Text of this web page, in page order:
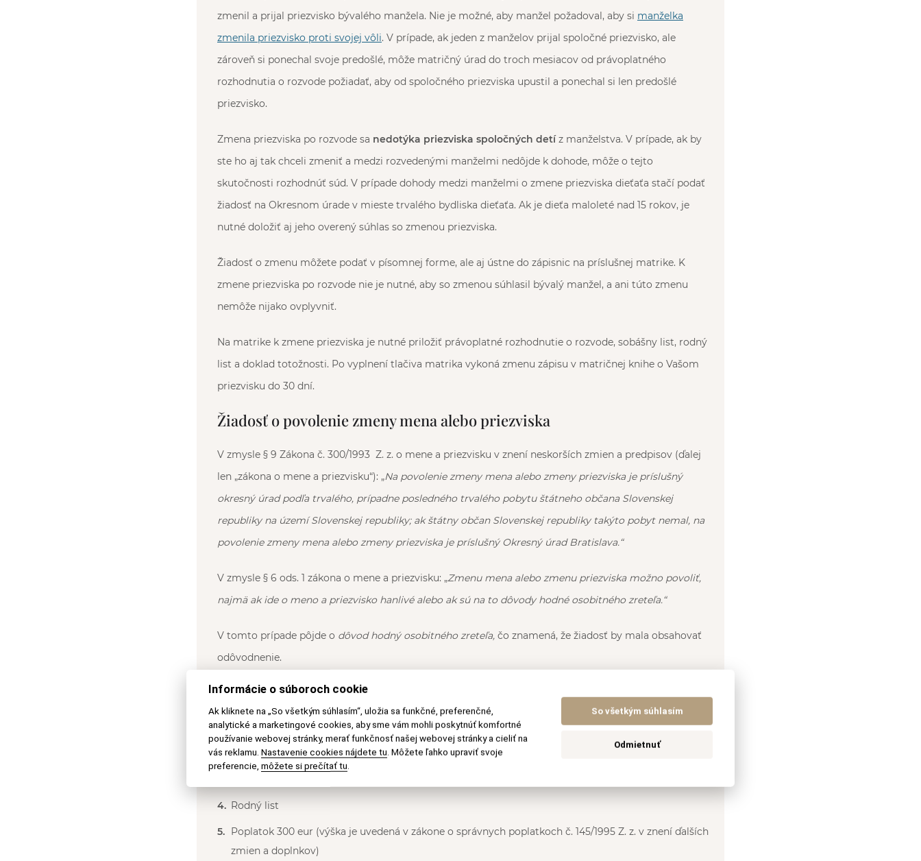
zmenil a prijal priezvisko bývalého manžela. Nie je možné, aby manžel požadoval, aby si manželka
zmenila priezvisko proti svojej vôli. V prípade, ak jeden z manželov prijal spoločné priezvisko, ale
zároveň si ponechal svoje predošlé, môže matričný úrad do troch mesiacov od právoplatného
rozhodnutia o rozvode požiadať, aby od spoločného priezviska upustil a ponechal si len predošlé
priezvisko.
Zmena priezviska po rozvode sa nedotýka priezviska spoločných detíz manželstva. V prípade, ak by
ste ho aj tak chceli zmeniť a medzi rozvedenými manželmi nedôjde k dohode, môže o tejto
skutočnosti rozhodnúť súd. V prípade dohody medzi manželmi o zmene priezviska dieťaťa stačí podať
žiadosť na Okresnom úrade v mieste trvalého bydliska dieťaťa. Ak je dieťa maloleté nad 15 rokov, je
nutné doložiť aj jeho overený súhlas so zmenou priezviska.
Žiadosť o zmenu môžete podať v písomnej forme, ale aj ústne do zápisnic na príslušnej matrike. K
zmene priezviska po rozvode nie je nutné, aby so zmenou súhlasil bývalý manžel, a ani túto zmenu
nemôže nijako ovplyvniť.
Na matrike k zmene priezviska je nutné priložiť právoplatné rozhodnutie o rozvode, sobášny list, rodný
list a doklad totožnosti. Po vyplnení tlačiva matrika vykoná zmenu zápisu v matričnej knihe o Vašom
priezvisku do 30 dní.
Žiadosť o povolenie zmeny mena alebo priezviska
V zmysle § 9 Zákona č. 300/1993 Z. z. o mene a priezvisku v znení neskorších zmien a predpisov (ďalej
len „zákona o mene a priezvisku“): „Na povolenie zmeny mena alebo zmeny priezviska je príslušný
okresný úrad podľa trvalého, prípadne posledného trvalého pobytu štátneho občana Slovenskej
republiky na území Slovenskej republiky; ak štátny občan Slovenskej republiky takýto pobyt nemal, na
povolenie zmeny mena alebo zmeny priezviska je príslušný Okresný úrad Bratislava.“
V zmysle § 6 ods. 1 zákona o mene a priezvisku: „Zmenu mena alebo zmenu priezviska možno povoliť,
najmä ak ide o meno a priezvisko hanlivé alebo ak sú na to dôvody hodné osobitného zreteľa.“
V tomto prípade pôjde o dôvod hodný osobitného zreteľa, čo znamená, že žiadosť by mala obsahovať
odôvodnenie.
K povoleniu zmeny mena a priezviska sa predkladá:
Žiadosť o zmenu mena alebo priezviska – v písomnej podobe
Doklad totožnosti
Rodný list
Poplatok 300 eur (výška je uvedená v zákone o správnych poplatkoch č. 145/1995 Z. z. v znení ďalších
zmien a doplnkov)
Informácie o súboroch cookie
Ak kliknete na „So všetkým súhlasím“, uložia sa funkčné, preferenčné,
analytické a marketingové cookies, aby sme vám mohli poskytnúť komfortné
používanie webovej stránky, merať funkčnosť našej webovej stránky a cieliť na
vás reklamu. Nastavenie cookies nájdete tu. Môžete ľahko upraviť svoje
preferencie, môžete si prečítať tu.
So všetkým súhlasím
Odmietnuť